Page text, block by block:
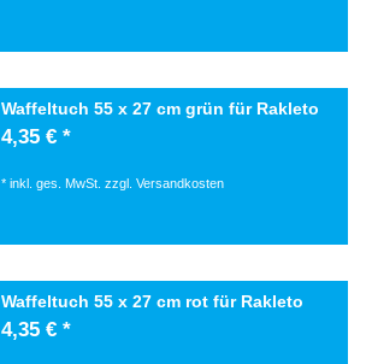
Waffeltuch 55 x 27 cm grün für Rakleto
4,35 € *
* inkl. ges. MwSt. zzgl. Versandkosten
Waffeltuch 55 x 27 cm rot für Rakleto
4,35 € *